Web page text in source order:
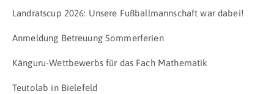
Landratscup 2026: Unsere Fußballmannschaft war dabei!
Anmeldung Betreuung Sommerferien
Känguru-Wettbewerbs für das Fach Mathematik
Teutolab in Bielefeld